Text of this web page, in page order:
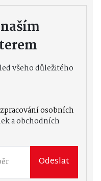
všeho důležitého
osobních
a obchodních
Odeslat